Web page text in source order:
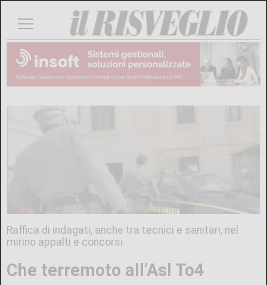
Raffica di indagati, anche tra tecnici e sanitari, nel
mirino appalti e concorsi
Che terremoto all’Asl To4